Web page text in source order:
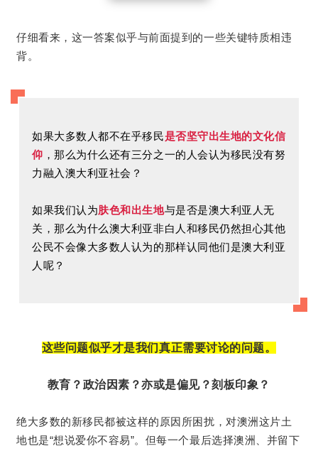
仔细看来，这一答案似乎与前面提到的一些关键特质相违
背。
如果大多数人都不在乎移民是否坚守出生地的文化信
仰 ，那么为什么还有三分之一的人会认为移民没有努
力融入澳大利亚社会？
如果我们认为肤色和出生地与是否是澳大利亚人无
关，那么为什么澳大利亚非白人和移民仍然担心其他
公民不会像大多数人认为的那样认同他们是澳大利亚
人呢？
这些问题似乎才是我们真正需要讨论的问题。
教育？ 政治因素？亦或是偏见？刻板印象？
绝大多数的新移民都被这样的原因所困扰，对澳洲这片土
地也是“想说爱你不容易”。 但每一个最后选择澳洲、并留下